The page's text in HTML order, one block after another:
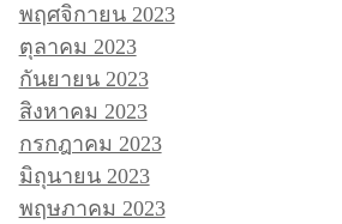
พฤศจิกายน 2023
ตุลาคม 2023
กันยายน 2023
สิงหาคม 2023
กรกฎาคม 2023
มิถุนายน 2023
พฤษภาคม 2023